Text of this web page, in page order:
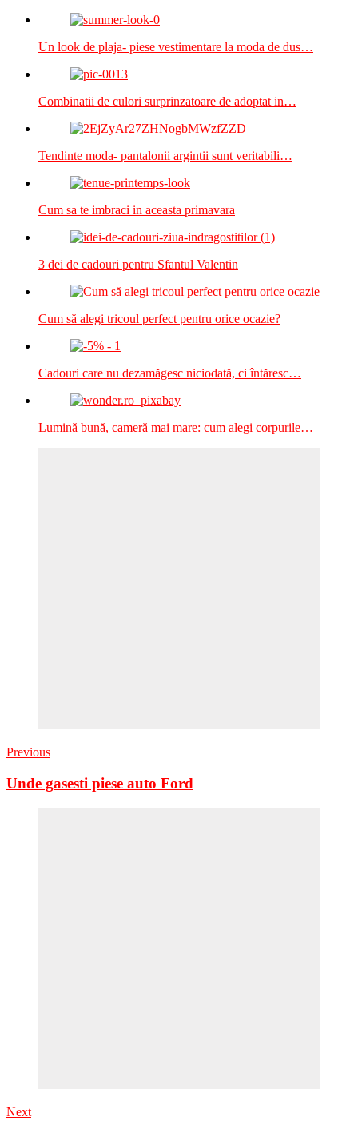
Un look de plaja- piese vestimentare la moda de dus…
Combinatii de culori surprinzatoare de adoptat in…
Tendinte moda- pantalonii argintii sunt veritabili…
Cum sa te imbraci in aceasta primavara
3 dei de cadouri pentru Sfantul Valentin
Cum să alegi tricoul perfect pentru orice ocazie?
Cadouri care nu dezamăgesc niciodată, ci întăresc…
Lumină bună, cameră mai mare: cum alegi corpurile…
Previous
Unde gasesti piese auto Ford
Next